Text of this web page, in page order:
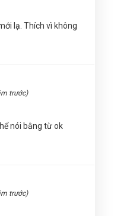
Bình)
DẠNG CẮT KÉO ON-
ĐỖ XE DẠNG CẮT
Thọ)
DẠNG CẮT KÉO ON-
CẮT KÉO ON-1228P
lạ. Thích vì không
trước)
nói bằng từ ok
trước)